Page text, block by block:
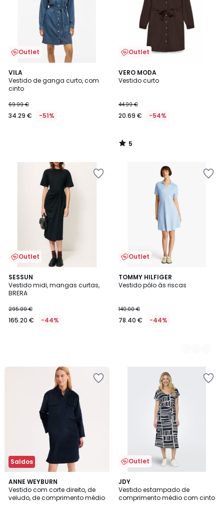
Outlet
VILA
Vestido de ganga curto, com
cinto
69.99 €
34.29 € -51%
Outlet
VERO MODA
Vestido curto
44.99 €
20.69 € -54%
5
/
5
/
Outlet
SESSUN
Vestido midi, mangas curtas,
BRERA
295.00 €
165.20 € -44%
Outlet
TOMMY HILFIGER
Vestido pólo às riscas
140.00 €
78.40 € -44%
2
Cores
Saldos
ANNE WEYBURN
Vestido com corte direito, de
veludo, de comprimento médio
1
/
5
Outlet
JDY
Vestido estampado de
comprimento médio com cinto
4,5
/ 5